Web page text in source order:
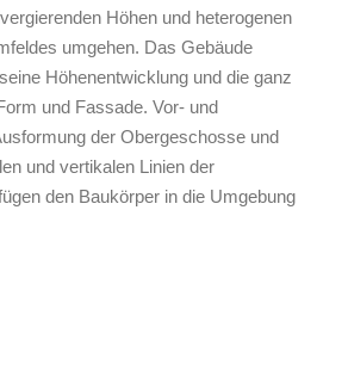
Höhen und heterogenen
umgehen. Das Gebäude
Höhenentwicklung und die ganz
und Fassade. Vor- und
der Obergeschosse und
und vertikalen Linien der
den Baukörper in die Umgebung